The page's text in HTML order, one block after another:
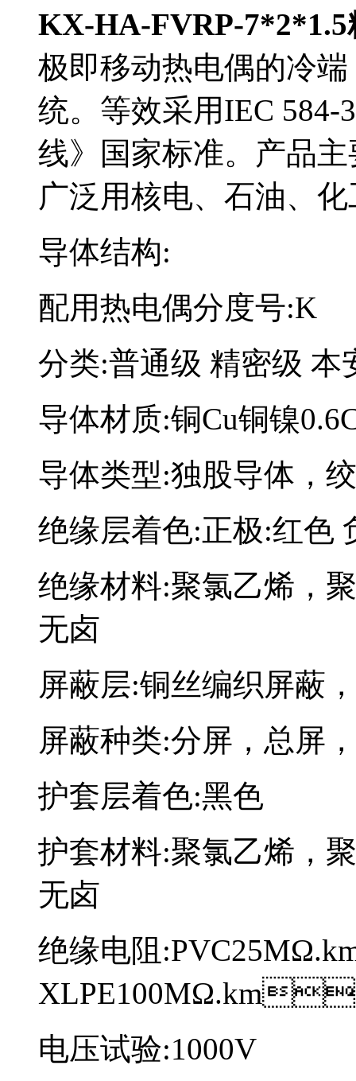
KX-HA-FVRP-7*2*1.5
极即移动热电偶的冷端
统。等效采用IEC
线》国家标准。产品
广泛用核电、石油、化
导体结构:
配用热电偶分度号:K
分类:普通级 精密级 本
导体材质:铜Cu铜镍
导体类型:独股导体，
绝缘层着色:正极:红色
绝缘材料:聚氯乙烯，聚乙
无卤
屏蔽层:铜丝编织屏蔽
屏蔽种类:分屏，总屏
护套层着色:黑色
护套材料:聚氯乙烯，聚
无卤
绝缘电阻
XLPE100MΩ.km
电压试验:1000V